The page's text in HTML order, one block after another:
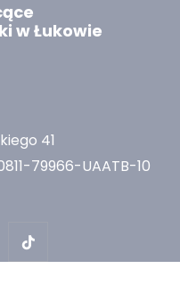
w Łukowie
41
79966-UAATB-10